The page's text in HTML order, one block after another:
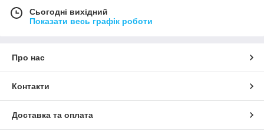
Сьогодні вихідний
Показати весь графік роботи
Про нас
Контакти
Доставка та оплата